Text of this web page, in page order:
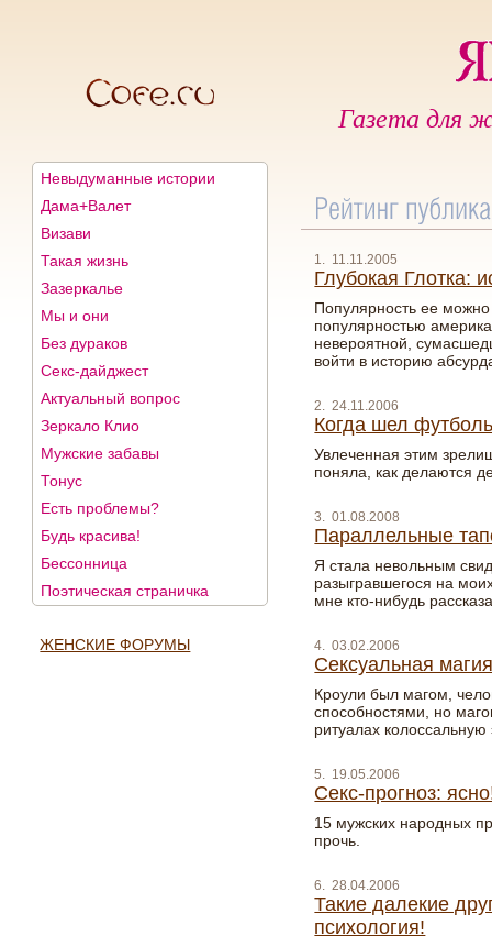
Газета для
Невыдуманные истории
Дама+Валет
Визави
Такая жизнь
Зазеркалье
Мы и они
Без дураков
Секс-дайджест
Актуальный вопрос
Зеркало Клио
Мужские забавы
Тонус
Есть проблемы?
Будь красива!
Бессонница
Поэтическая страничка
ЖЕНСКИЕ ФОРУМЫ
1. 11.11.2005
Глубокая Глотка:
Популярность ее
популярностью
невероятной,
войти в историю
2. 24.11.2006
Когда шел
Увлеченная этим
поняла, как делаются
3. 01.08.2008
Параллельные
Я стала невольным
разыгравшегося на
мне кто-нибудь
4. 03.02.2006
Сексуальная
Кроули был магом,
способностями, но
ритуалах
5. 19.05.2006
Секс-прогноз:
15 мужских народных
прочь.
6. 28.04.2006
Такие далекие
психология!